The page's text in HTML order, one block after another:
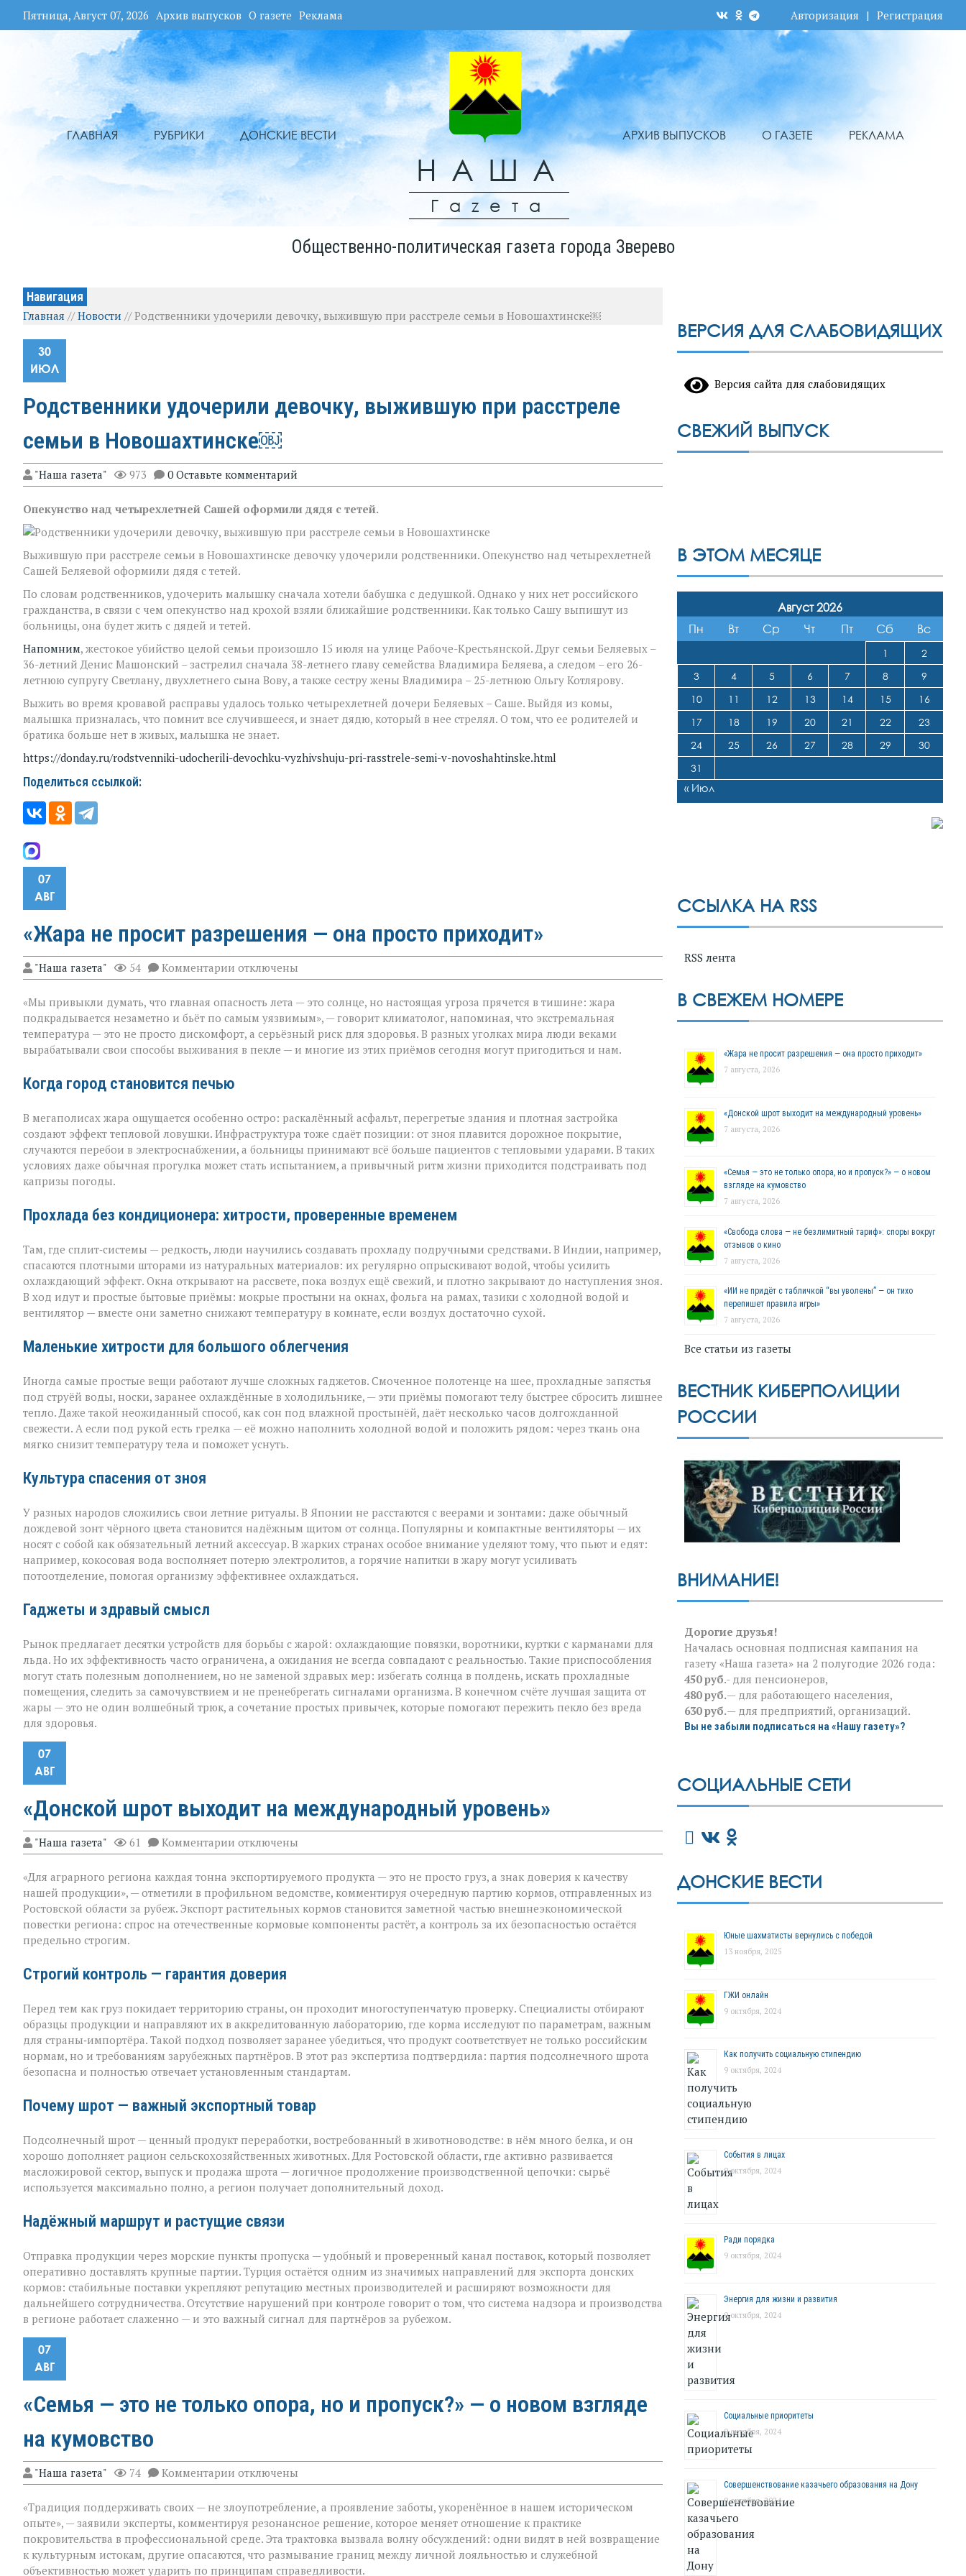
Пятница, Август 07, 2026 Архив выпусков О газете Реклама Авторизация | Регистрация
ГЛАВНАЯ РУБРИКИ ДОНСКИЕ ВЕСТИ
НАША
Гаzета
АРХИВ ВЫПУСКОВ О ГАЗЕТЕ РЕКЛАМА
Общественно-политическая газета города Зверево
Навигация
Главная //Новости //Родственники удочерили девочку, выжившую при расстреле семьи в Новошахтинске￼
30
ИЮЛ
Родственники удочерили девочку, выжившую при расстреле
семьи в Новошахтинске￼
"Наша газета" 973 0 Оставьте комментарий
Опекунство над четырехлетней Сашей оформили дядя с тетей.
Выжившую при расстреле семьи в Новошахтинске девочку удочерили родственники. Опекунство над четырехлетней
Сашей Беляевой оформили дядя с тетей.
По словам родственников, удочерить малышку сначала хотели бабушка с дедушкой. Однако у них нет российского
гражданства, в связи с чем опекунство над крохой взяли ближайшие родственники. Как только Сашу выпишут из
больницы, она будет жить с дядей и тетей.
Напомним, жестокое убийство целой семьи произошло 15 июля на улице Рабоче-Крестьянской. Друг семьи Беляевых –
36-летний Денис Машонский – застрелил сначала 38-летнего главу семейства Владимира Беляева, а следом – его 26-
летнюю супругу Светлану, двухлетнего сына Вову, а также сестру жены Владимира – 25-летнюю Ольгу Котлярову.
Выжить во время кровавой расправы удалось только четырехлетней дочери Беляевых – Саше. Выйдя из комы,
малышка призналась, что помнит все случившееся, и знает дядю, который в нее стрелял. О том, что ее родителей и
братика больше нет в живых, малышка не знает.
https://donday.ru/rodstvenniki-udocherili-devochku-vyzhivshuju-pri-rasstrele-semi-v-novoshahtinske.html
Поделиться ссылкой:
07
АВГ
«Жара не просит разрешения — она просто приходит»
"Наша газета" 54 Комментарии к
записи
не
просит
разрешения — она
просто
приходит»
отключены
«Мы привыкли думать, что главная опасность лета — это солнце, но настоящая угроза прячется в тишине: жара
подкрадывается незаметно и бьёт по самым уязвимым», — говорит климатолог, напоминая, что экстремальная
температура — это не просто дискомфорт, а серьёзный риск для здоровья. В разных уголках мира люди веками
вырабатывали свои способы выживания в пекле — и многие из этих приёмов сегодня могут пригодиться и нам.
Когда город становится печью
В мегаполисах жара ощущается особенно остро: раскалённый асфальт, перегретые здания и плотная застройка
создают эффект тепловой ловушки. Инфраструктура тоже сдаёт позиции: от зноя плавится дорожное покрытие,
случаются перебои в электроснабжении, а больницы принимают всё больше пациентов с тепловыми ударами. В таких
условиях даже обычная прогулка может стать испытанием, а привычный ритм жизни приходится подстраивать под
капризы погоды.
Прохлада без кондиционера: хитрости, проверенные временем
Там, где сплит‑системы — редкость, люди научились создавать прохладу подручными средствами. В Индии, например,
спасаются плотными шторами из натуральных материалов: их регулярно опрыскивают водой, чтобы усилить
охлаждающий эффект. Окна открывают на рассвете, пока воздух ещё свежий, и плотно закрывают до наступления зноя.
В ход идут и простые бытовые приёмы: мокрые простыни на окнах, фольга на рамах, тазики с холодной водой и
вентилятор — вместе они заметно снижают температуру в комнате, если воздух достаточно сухой.
Маленькие хитрости для большого облегчения
Иногда самые простые вещи работают лучше сложных гаджетов. Смоченное полотенце на шее, прохладные запястья
под струёй воды, носки, заранее охлаждённые в холодильнике, — эти приёмы помогают телу быстрее сбросить лишнее
тепло. Даже такой неожиданный способ, как сон под влажной простынёй, даёт несколько часов долгожданной
свежести. А если под рукой есть грелка — её можно наполнить холодной водой и положить рядом: через ткань она
мягко снизит температуру тела и поможет уснуть.
Культура спасения от зноя
У разных народов сложились свои летние ритуалы. В Японии не расстаются с веерами и зонтами: даже обычный
дождевой зонт чёрного цвета становится надёжным щитом от солнца. Популярны и компактные вентиляторы — их
носят с собой как обязательный летний аксессуар. В жарких странах особое внимание уделяют тому, что пьют и едят:
например, кокосовая вода восполняет потерю электролитов, а горячие напитки в жару могут усиливать
потоотделение, помогая организму эффективнее охлаждаться.
Гаджеты и здравый смысл
Рынок предлагает десятки устройств для борьбы с жарой: охлаждающие повязки, воротники, куртки с карманами для
льда. Но их эффективность часто ограничена, а ожидания не всегда совпадают с реальностью. Такие приспособления
могут стать полезным дополнением, но не заменой здравых мер: избегать солнца в полдень, искать прохладные
помещения, следить за самочувствием и не пренебрегать сигналами организма. В конечном счёте лучшая защита от
жары — это не один волшебный трюк, а сочетание простых привычек, которые помогают пережить пекло без вреда
для здоровья.
07
АВГ
«Донской шрот выходит на международный уровень»
"Наша газета" 61 Комментарии к
записи
шрот
выходит
международный
уровень»
отключены
«Для аграрного региона каждая тонна экспортируемого продукта — это не просто груз, а знак доверия к качеству
нашей продукции», — отметили в профильном ведомстве, комментируя очередную партию кормов, отправленных из
Ростовской области за рубеж. Экспорт растительных кормов становится заметной частью внешнеэкономической
повестки региона: спрос на отечественные кормовые компоненты растёт, а контроль за их безопасностью остаётся
предельно строгим.
Строгий контроль — гарантия доверия
Перед тем как груз покидает территорию страны, он проходит многоступенчатую проверку. Специалисты отбирают
образцы продукции и направляют их в аккредитованную лабораторию, где корма исследуют по параметрам, важным
для страны‑импортёра. Такой подход позволяет заранее убедиться, что продукт соответствует не только российским
нормам, но и требованиям зарубежных партнёров. В этот раз экспертиза подтвердила: партия подсолнечного шрота
безопасна и полностью отвечает установленным стандартам.
Почему шрот — важный экспортный товар
Подсолнечный шрот — ценный продукт переработки, востребованный в животноводстве: в нём много белка, и он
хорошо дополняет рацион сельскохозяйственных животных. Для Ростовской области, где активно развивается
масложировой сектор, выпуск и продажа шрота — логичное продолжение производственной цепочки: сырьё
используется максимально полно, а регион получает дополнительный доход.
Надёжный маршрут и растущие связи
Отправка продукции через морские пункты пропуска — удобный и проверенный канал поставок, который позволяет
оперативно доставлять крупные партии. Турция остаётся одним из значимых направлений для экспорта донских
кормов: стабильные поставки укрепляют репутацию местных производителей и расширяют возможности для
дальнейшего сотрудничества. Отсутствие нарушений при контроле говорит о том, что система надзора и производства
в регионе работает слаженно — и это важный сигнал для партнёров за рубежом.
07
АВГ
«Семья — это не только опора, но и пропуск?» — о новом взгляде
на кумовство
"Наша газета" 74 Комментарии к
записи
не
только
опора,
но
и
пропуск?» — о
отключены
«Традиция поддерживать своих — не злоупотребление, а проявление заботы, укоренённое в нашем историческом
опыте», — заявили эксперты, комментируя резонансное решение, которое меняет отношение к практике
покровительства в профессиональной среде. Эта трактовка вызвала волну обсуждений: одни видят в ней возвращение
к культурным истокам, другие опасаются, что размывание границ между личной лояльностью и служебной
объективностью может ударить по принципам справедливости.
ВЕРСИЯ ДЛЯ СЛАБОВИДЯЩИХ
Версия сайта для слабовидящих
СВЕЖИЙ ВЫПУСК
В ЭТОМ МЕСЯЦЕ
Август 2026
Пн
Вт Ср Чт Пт Сб Вс
1
2
3
4 5 6 7 8
9
10
11 12 13 14 15
16
17
18 19 20 21 22
23
24
25 26 27 28 29
30
31
« Июл
ССЫЛКА НА RSS
RSS лента
В СВЕЖЕМ НОМЕРЕ
«Жара не просит разрешения — она просто приходит»
7 августа, 2026
«Донской шрот выходит на международный уровень»
7 августа, 2026
«Семья — это не только опора, но и пропуск?» — о новом
взгляде на кумовство
7 августа, 2026
«Свобода слова — не безлимитный тариф»: споры вокруг
отзывов о кино
7 августа, 2026
«ИИ не придёт с табличкой “вы уволены” — он тихо
перепишет правила игры»
7 августа, 2026
Все статьи из газеты
ВЕСТНИК КИБЕРПОЛИЦИИ
РОССИИ
ВНИМАНИЕ!
Дорогие друзья!
Началась основная подписная кампания на
газету «Наша газета» на 2 полугодие 2026 года:
450 руб.- для пенсионеров,
480 руб.— для работающего населения,
630 руб.— для предприятий, организаций.
Вы не забыли подписаться на «Нашу газету»?
СОЦИАЛЬНЫЕ СЕТИ
ДОНСКИЕ ВЕСТИ
Юные шахматисты вернулись с победой
13 ноября, 2025
ГЖИ онлайн
9 октября, 2024
Как получить социальную стипендию
9 октября, 2024
События в лицах
9 октября, 2024
Ради порядка
9 октября, 2024
Энергия для жизни и развития
9 октября, 2024
Социальные приоритеты
9 октября, 2024
Совершенствование казачьего образования на Дону
9 октября, 2024